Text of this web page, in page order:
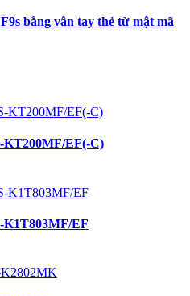
bằng vân tay thẻ từ mật mã
KT200MF/EF(-C)
K1T803MF/EF